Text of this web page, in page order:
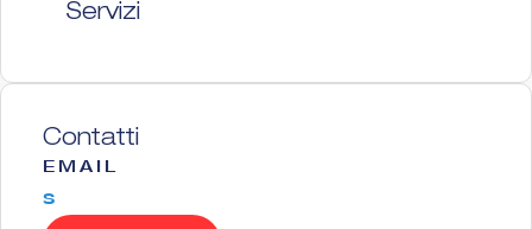
Servizi
Contatti
EMAIL
s